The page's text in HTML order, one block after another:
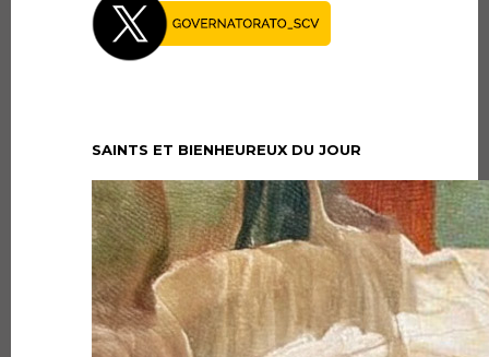
SAINTS ET BIENHEUREUX DU JOUR